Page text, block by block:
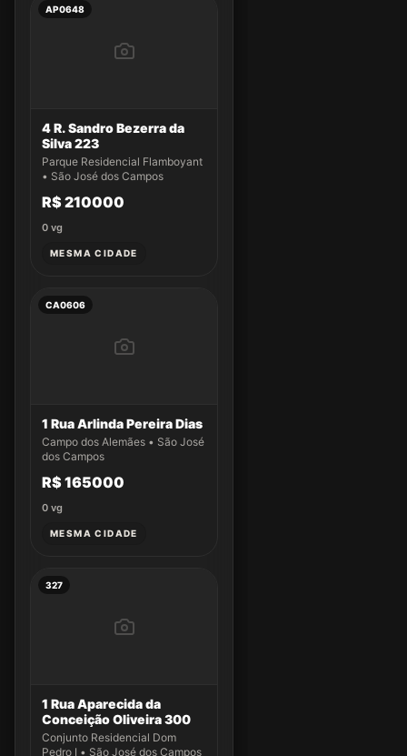
AP0648
4 R. Sandro Bezerra da
Silva 223
Parque Residencial Flamboyant
• São José dos Campos
R$ 210000
0 vg
MESMA CIDADE
CA0606
1 Rua Arlinda Pereira Dias
Campo dos Alemães • São José
dos Campos
R$ 165000
0 vg
MESMA CIDADE
327
1 Rua Aparecida da
Conceição Oliveira 300
Conjunto Residencial Dom
Pedro I • São José dos Campos